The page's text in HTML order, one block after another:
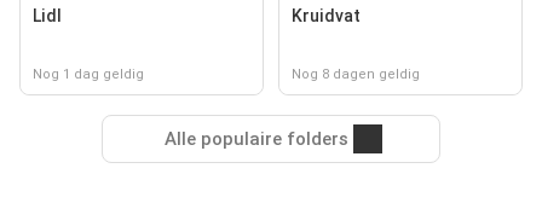
Lidl
Nog 1 dag geldig
Kruidvat
Nog 8 dagen geldig
Alle populaire folders